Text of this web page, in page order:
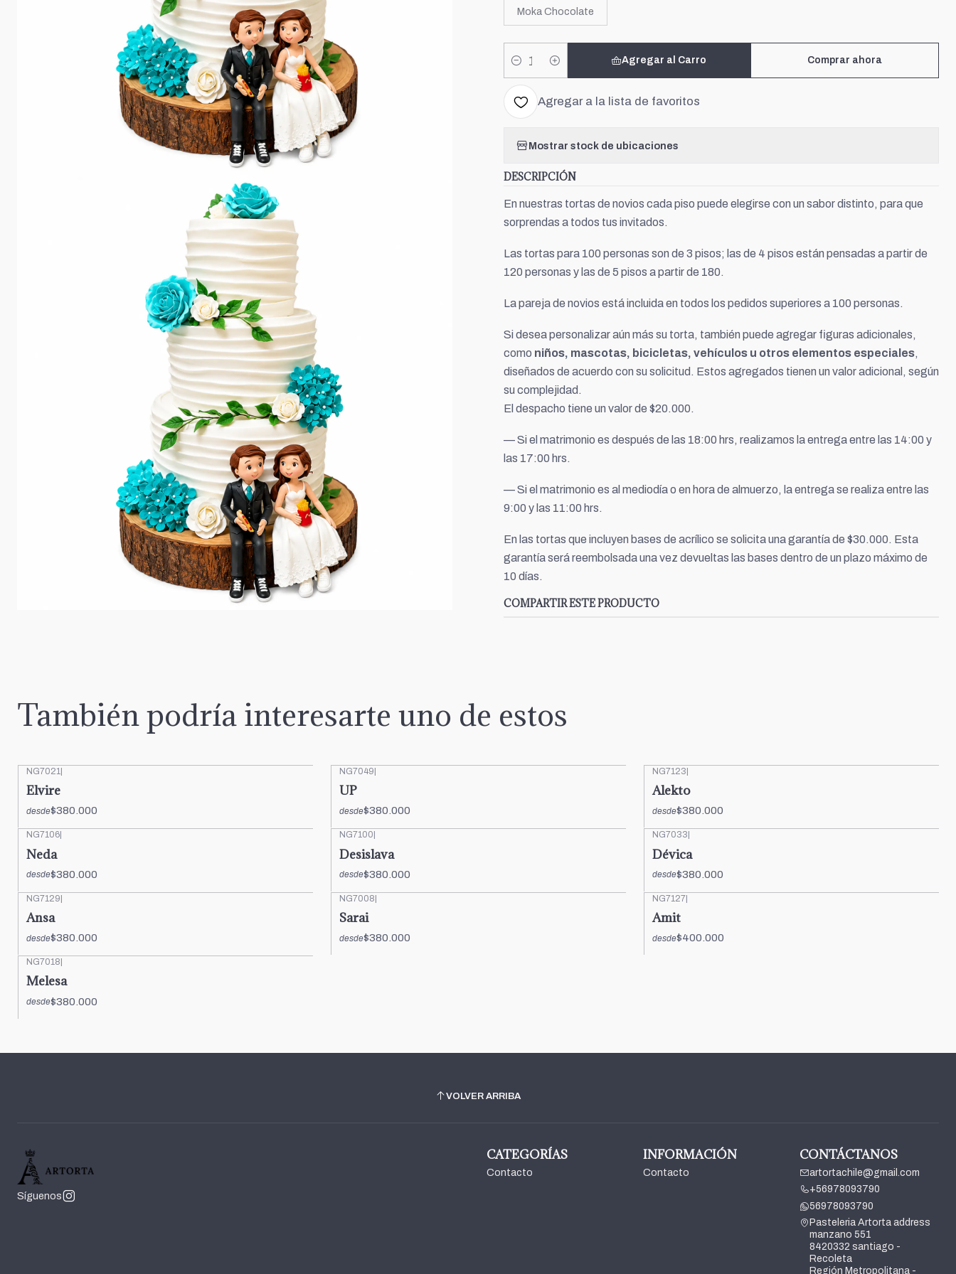
Moka Chocolate
Cantidad
Agregar al Carro Comprar ahora
Agregar a la lista de favoritos
Mostrar stock de ubicaciones
DESCRIPCIÓN
En nuestras tortas de novios cada piso puede elegirse con un sabor distinto, para que
sorprendas a todos tus invitados.
Las tortas para 100 personas son de 3 pisos; las de 4 pisos están pensadas a partir de
120 personas y las de 5 pisos a partir de 180.
La pareja de novios está incluida en todos los pedidos superiores a 100 personas.
Si desea personalizar aún más su torta, también puede agregar figuras adicionales,
como niños, mascotas, bicicletas, vehículos u otros elementos especiales,
diseñados de acuerdo con su solicitud. Estos agregados tienen un valor adicional, según
su complejidad.
El despacho tiene un valor de $20.000.
— Si el matrimonio es después de las 18:00 hrs, realizamos la entrega entre las 14:00 y
las 17:00 hrs.
— Si el matrimonio es al mediodía o en hora de almuerzo, la entrega se realiza entre las
9:00 y las 11:00 hrs.
En las tortas que incluyen bases de acrílico se solicita una garantía de $30.000. Esta
garantía será reembolsada una vez devueltas las bases dentro de un plazo máximo de
10 días.
COMPARTIR ESTE PRODUCTO
También podría interesarte uno de estos
NG7021
Elvire
desde$380.000
NG7049
UP
desde$380.000
NG7123
Alekto
desde$380.000
NG7106
Neda
desde$380.000
NG7100
Desislava
desde$380.000
NG7033
Dévica
desde$380.000
NG7129|
Ansa
desde$380.000
NG7008|
Sarai
desde$380.000
NG7127|
Amit
desde$400.000
NG7018
Melesa
desde$380.000
VOLVER ARRIBA
Síguenos
CATEGORÍAS
Contacto
INFORMACIÓN
Contacto
CONTÁCTANOS
artortachile@gmail.com
+56978093790
56978093790
Pasteleria Artorta address
manzano 551
8420332 santiago -
Recoleta
Región Metropolitana -